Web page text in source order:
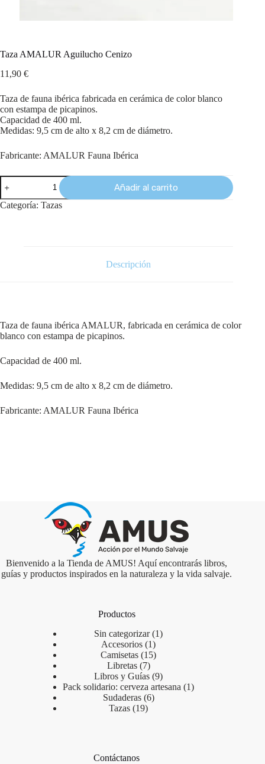
Taza AMALUR Aguilucho Cenizo
11,90 €
Taza de fauna ibérica fabricada en cerámica de color blanco
con estampa de picapinos.
Capacidad de 400 ml.
Medidas: 9,5 cm de alto x 8,2 cm de diámetro.
Fabricante: AMALUR Fauna Ibérica
Añadir al carrito
Categoría: Tazas
Descripción
Taza de fauna ibérica AMALUR, fabricada en cerámica de color
blanco con estampa de picapinos.
Capacidad de 400 ml.
Medidas: 9,5 cm de alto x 8,2 cm de diámetro.
Fabricante: AMALUR Fauna Ibérica
Bienvenido a la Tienda de AMUS! Aquí encontrarás libros,
guías y productos inspirados en la naturaleza y la vida salvaje.
Productos
Sin categorizar 1
Accesorios 1
Camisetas 15
Libretas 7
Libros y Guías 9
Pack solidario: cerveza artesana
1
Sudaderas 6
Tazas 19
Contáctanos